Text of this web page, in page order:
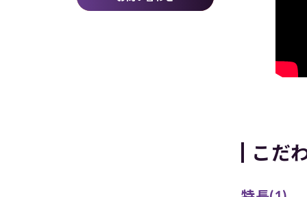
こだ